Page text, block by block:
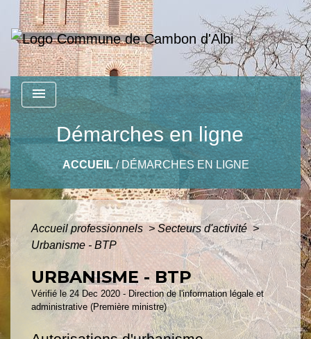
menu
Démarches en ligne
ACCUEIL/DÉMARCHES EN LIGNE
Accueil professionnels > Secteurs d'activité >
Urbanisme - BTP
URBANISME - BTP
Vérifié le 24 Dec 2020 - Direction de l'information légale et
administrative (Première ministre)